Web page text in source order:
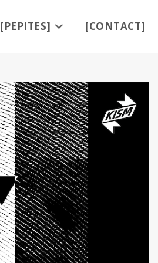
[PEPITES] [CONTACT]